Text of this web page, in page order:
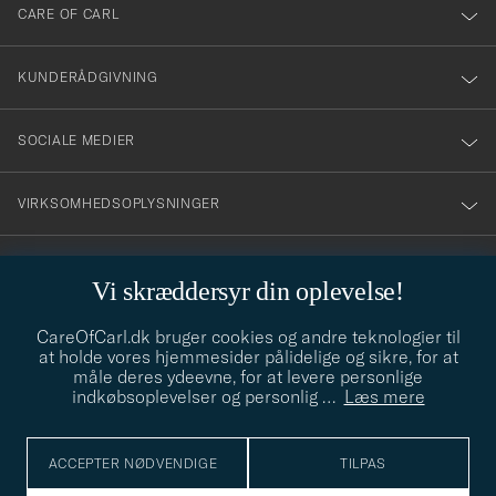
Vi skræddersyr din oplevelse!
CareOfCarl.dk bruger cookies og andre teknologier til
at holde vores hjemmesider pålidelige og sikre, for at
måle deres ydeevne, for at levere personlige
indkøbsoplevelser og personlig … Læs mere
ACCEPTER NØDVENDIGE TILPAS
till
vårt
nyhetsbrev!
CARE OF CARL
KUNDERÅDGIVNING
SOCIALE MEDIER
VIRKSOMHEDSOPLYSNINGER
info@careofcarl.dk
Behøver du hjælp til at finde din stil? Lad os hjælpe dig, vi hjælper
gerne til!
STILRÅD